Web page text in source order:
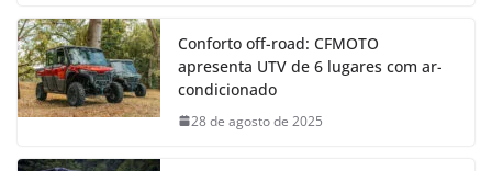
Conforto off-road: CFMOTO
apresenta UTV de 6 lugares com ar-
condicionado
28 de agosto de 2025